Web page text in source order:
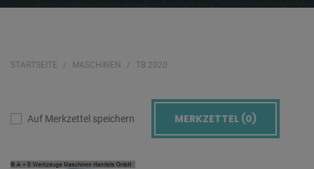
STARTSEITE MASCHINEN TB 2020
Auf Merkzettel speichern MERKZETTEL (0)